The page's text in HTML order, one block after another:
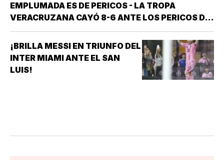
EMPLUMADA ES DE PERICOS - LA TROPA
VERACRUZANA CAYÓ 8-6 ANTE LOS PERICOS DE
PUEBLA EN EL SEGUNDO JUEGO DE LA ÚLTIMA
SERIE DE LA TEMPORADA REGULAR EN EL
ESTADIO HERMANOS SERDÁN, CON LO QUE LOS
POBLANOS…
¡BRILLA MESSI EN TRIUNFO DEL
INTER MIAMI ANTE EL SAN
LUIS!